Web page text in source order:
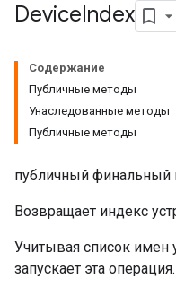
DeviceIndex
Содержание
Публичные методы
Унаследованные методы
Публичные методы
публичный финальный
Возвращает индекс
Учитывая список имен
запускает эта